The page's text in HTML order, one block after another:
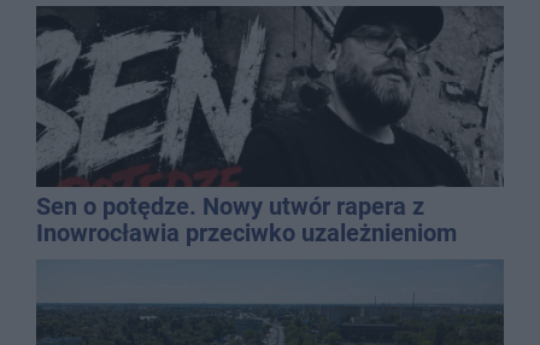
Sen o potędze. Nowy utwór rapera z
Inowrocławia przeciwko uzależnieniom